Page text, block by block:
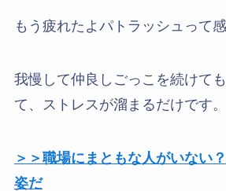
もう疲れたよパトラッシュって感
我慢して仲良しごっこを続けて
て、ストレスが溜まるだけです。
＞＞職場にまともな人がいない
姿だ